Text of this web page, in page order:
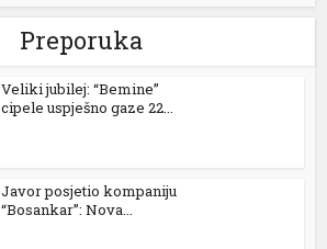
Preporuka
Veliki jubilej: “Bemine”
cipele uspješno gaze 22...
Javor posjetio kompaniju
“Bosankar”: Nova...